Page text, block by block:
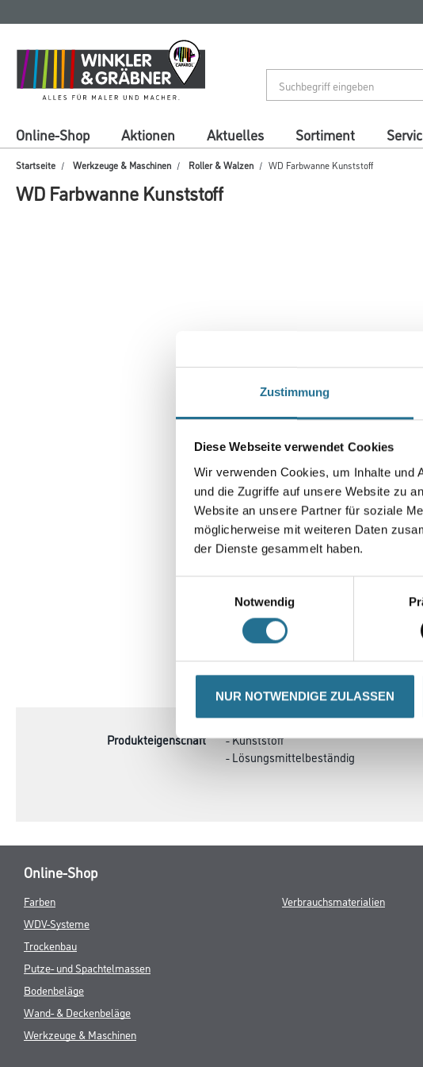
Zustimmung
Diese Webseite verwendet Cookies
Wir verwenden Cookies, um Inhalte und
und die Zugriffe auf unsere Website zu
Website an unsere Partner für soziale
möglicherweise mit weiteren Daten
der Dienste gesammelt haben.
Notwendig
NUR NOTWENDIGE ZULASSEN
springen
springen
Online-Shop Aktionen Aktuelles Sortiment
Startseite Werkzeuge & Maschinen Roller & Walzen WD Farbwanne Kunststoff
WD Farbwanne Kunststoff
CURRENT
PRODUKTEIGENSCHAFTEN
Produkteigenschaft
- Kunststoff
- Lösungsmittelbeständig
Online-Shop
Farben
WDV-Systeme
Trockenbau
Putze- und Spachtelmassen
Bodenbeläge
Wand- & Deckenbeläge
Werkzeuge & Maschinen
Verbrauchsmaterialien